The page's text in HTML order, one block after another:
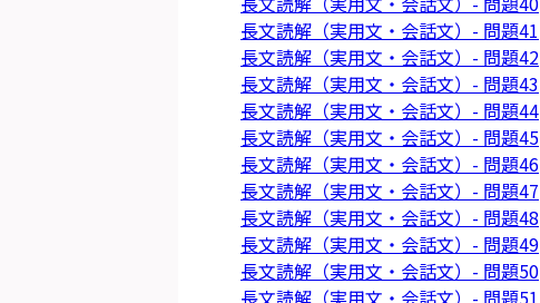
長文読解（実用文・会話文）- 問題41
長文読解（実用文・会話文）- 問題42
長文読解（実用文・会話文）- 問題43
長文読解（実用文・会話文）- 問題44
長文読解（実用文・会話文）- 問題45
長文読解（実用文・会話文）- 問題46
長文読解（実用文・会話文）- 問題47
長文読解（実用文・会話文）- 問題48
長文読解（実用文・会話文）- 問題49
長文読解（実用文・会話文）- 問題50